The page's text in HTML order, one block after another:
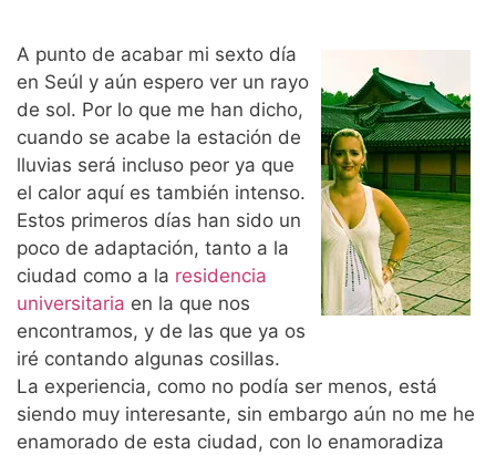
A punto de acabar mi sexto día
en Seúl y aún espero ver un rayo
de sol. Por lo que me han dicho,
cuando se acabe la estación de
lluvias será incluso peor ya que
el calor aquí es también intenso.
Estos primeros días han sido un
poco de adaptación, tanto a la
ciudad como a la residencia
universitaria en la que nos
encontramos, y de las que ya os
iré contando algunas cosillas.
La experiencia, como no podía ser menos, está
siendo muy interesante, sin embargo aún no me he
enamorado de esta ciudad, con lo enamoradiza